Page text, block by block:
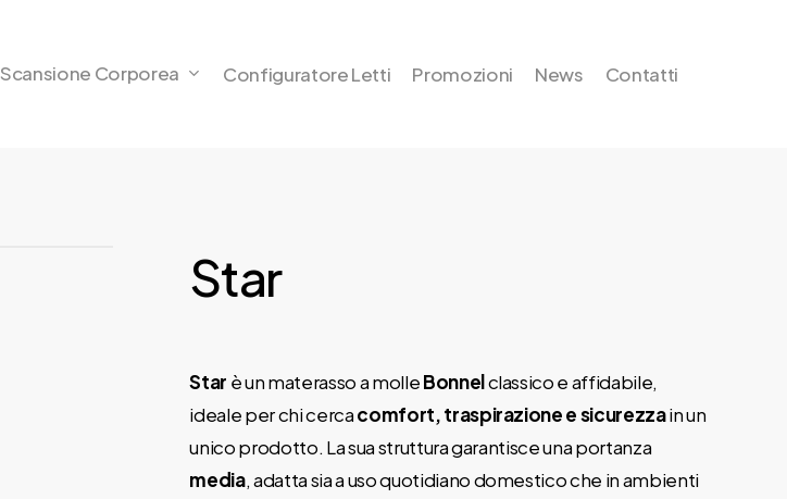
Scansione Corporea Configuratore Letti Promozioni News Contatti
Star
Star è un materasso a molleBonnelclassico e affidabile,
ideale per chi cercacomfort, traspirazione e sicurezzain un
unico prodotto. La sua struttura garantisce una portanza
media, adatta sia a uso quotidiano domestico che in ambienti